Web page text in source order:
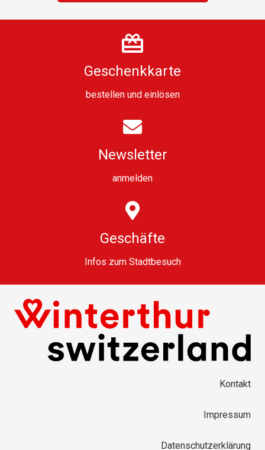
Geschenkkarte
bestellenund einlösen
Newsletter
anmelden
Geschäfte
Infos zum Stadtbesuch
Kontakt
Impressum
Datenschutzerklärung